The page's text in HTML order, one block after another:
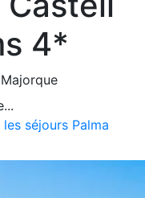
4*
séjours Palma